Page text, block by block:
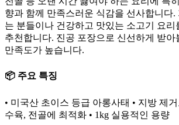
향과 함께 만족스러운 식감을 선사합니다
는 분들이나 건강하고 맛있는 소고기 요리
추천합니다. 진공 포장으로 신선하게 받아
만족도가 높습니다.
📦 주요 특징
• 미국산 초이스 등급 아롱사태 • 지방 제
수육, 전골에 최적화 • 1kg 실용적인 용량